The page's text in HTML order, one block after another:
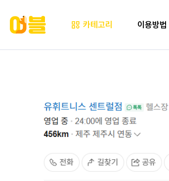
카테고리 이용방법